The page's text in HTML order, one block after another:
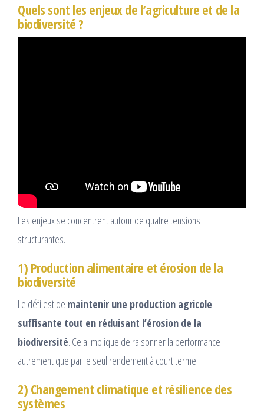
Quels sont les enjeux de l’agriculture et de la
biodiversité ?
Les enjeux se concentrent autour de quatre tensions
structurantes.
1) Production alimentaire et érosion de la
biodiversité
Le défi est de maintenir une production agricole
suffisante tout en réduisant l’érosion de la
biodiversité. Cela implique de raisonner la performance
autrement que par le seul rendement à court terme.
2) Changement climatique et résilience des
systèmes